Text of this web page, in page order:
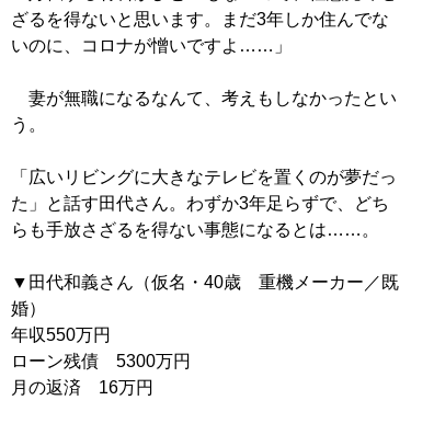
ざるを得ないと思います。まだ3年しか住んでな
いのに、コロナが憎いですよ……」
妻が無職になるなんて、考えもしなかったとい
う。
「広いリビングに大きなテレビを置くのが夢だっ
た」と話す田代さん。わずか3年足らずで、どち
らも手放さざるを得ない事態になるとは……。
▼田代和義さん（仮名・40歳 重機メーカー／既
婚）
年収550万円
ローン残債 5300万円
月の返済 16万円